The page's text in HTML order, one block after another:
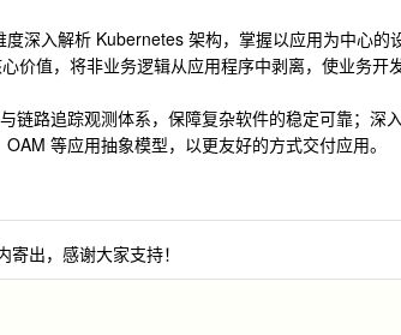
度深入解析 Kubernetes 架构，掌握以应用为中心的
价值，将非业务逻辑从应用程序中剥离，使业务开
链路追踪观测体系，保障复杂软件的稳定可靠；深入
等应用抽象模型，以更友好的方式交付应用。
出，感谢大家支持！